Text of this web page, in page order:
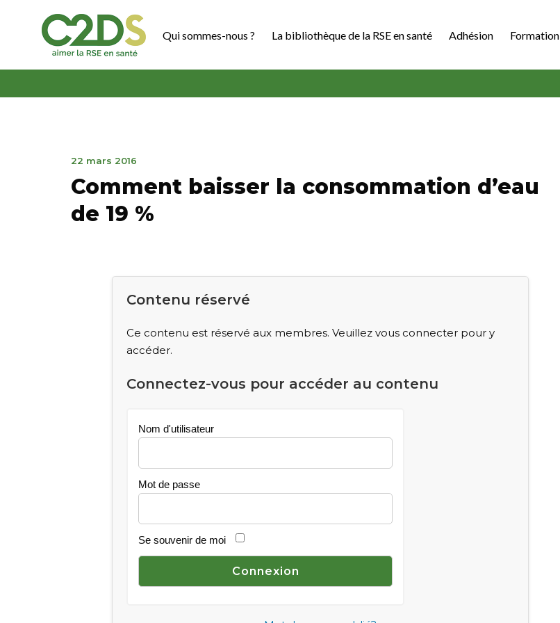
contenu
Qui sommes-nous ? La bibliothèque de la RSE en santé Adhésion Formation
22 mars 2016
2019
Comment baisser la consommation d’eau
de 19 %
Contenu réservé
Ce contenu est réservé aux membres. Veuillez vous connecter pour y
accéder.
Connectez-vous pour accéder au contenu
Nom d'utilisateur
Mot de passe
Se souvenir de moi